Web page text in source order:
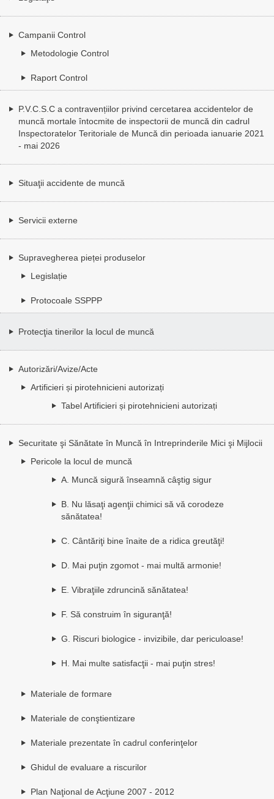
Campanii Control
Metodologie Control
Raport Control
P.V.C.S.C a contravențiilor privind cercetarea accidentelor de
muncă mortale întocmite de inspectorii de muncă din cadrul
Inspectoratelor Teritoriale de Muncă din perioada ianuarie 2021
- mai 2026
Situaţii accidente de muncă
Servicii externe
Supravegherea pieței produselor
Legislație
Protocoale SSPPP
Protecţia tinerilor la locul de muncă
Autorizări/Avize/Acte
Artificieri și pirotehnicieni autorizați
Tabel Artificieri și pirotehnicieni autorizați
Securitate şi Sănătate în Muncă în Intreprinderile Mici şi Mijlocii
Pericole la locul de muncă
A. Muncă sigură înseamnă câştig sigur
B. Nu lăsaţi agenţii chimici să vă corodeze
sănătatea!
C. Cântăriţi bine înaite de a ridica greutăţi!
D. Mai puţin zgomot - mai multă armonie!
E. Vibraţiile zdruncină sănătatea!
F. Să construim în siguranţă!
G. Riscuri biologice - invizibile, dar periculoase!
H. Mai multe satisfacţii - mai puţin stres!
Materiale de formare
Materiale de conştientizare
Materiale prezentate în cadrul conferinţelor
Ghidul de evaluare a riscurilor
Plan Naţional de Acţiune 2007 - 2012